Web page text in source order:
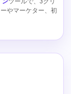
やマーケター、初